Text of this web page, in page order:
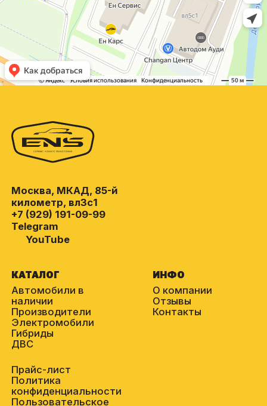
Москва, МКАД, 85-й
километр, вл3с1
+7 (929) 191-09-99
Telegram
YouTube
КАТАЛОГ
Автомобили в
наличии
Производители
Электромобили
Гибриды
ДВС
ИНФО
О компании
Отзывы
Контакты
Прайс-лист
Политика
конфиденциальности
Пользовательское